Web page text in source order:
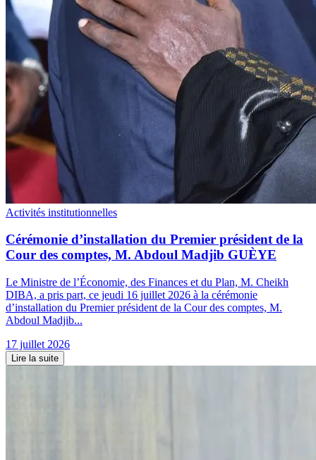
Activités institutionnelles
Cérémonie d’installation du Premier président de la
Cour des comptes, M. Abdoul Madjib GUÈYE
Le Ministre de l’Économie, des Finances et du Plan, M. Cheikh
DIBA, a pris part, ce jeudi 16 juillet 2026 à la cérémonie
d’installation du Premier président de la Cour des comptes, M.
Abdoul Madjib...
17 juillet 2026
Lire la suite